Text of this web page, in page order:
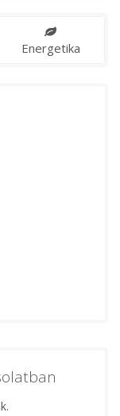
Energetika